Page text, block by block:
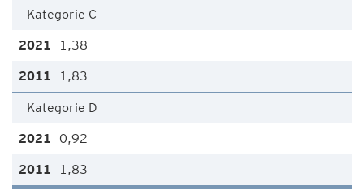
Kategorie C
1,38
1,83
Kategorie D
0,92
1,83